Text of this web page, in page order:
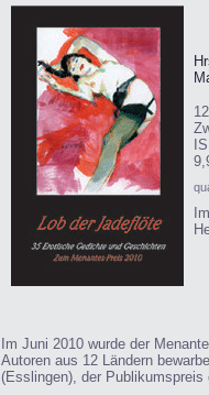
Im Juni 2010 wurde der
Autoren aus 12 Ländern
(Esslingen), der